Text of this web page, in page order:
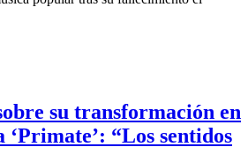
su transformación en
“Los sentidos